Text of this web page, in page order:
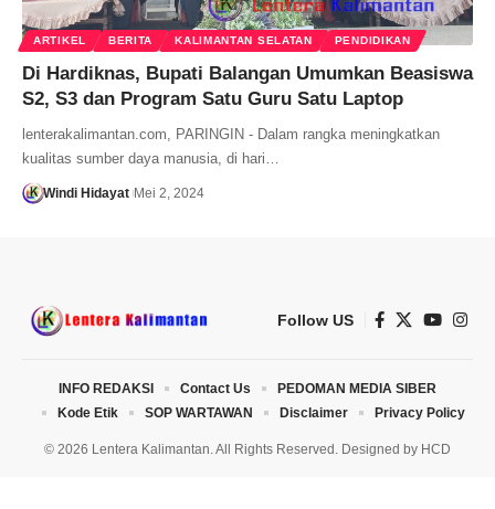
ARTIKEL BERITA KALIMANTAN SELATAN PENDIDIKAN
Di Hardiknas, Bupati Balangan Umumkan Beasiswa
S2, S3 dan Program Satu Guru Satu Laptop
lenterakalimantan.com, PARINGIN - Dalam rangka meningkatkan
kualitas sumber daya manusia, di hari…
Windi Hidayat Mei 2, 2024
Follow US
© 2026 Lentera Kalimantan. All Rights Reserved. Designed by HCD
INFO REDAKSI Contact Us
PEDOMAN MEDIA SIBER
Kode Etik
SOP WARTAWAN Disclaimer Privacy Policy